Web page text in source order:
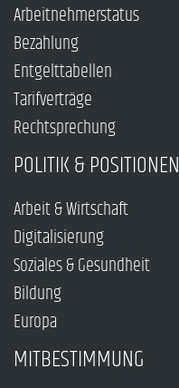
Arbeitnehmerstatus
Bezahlung
Entgelttabellen
Tarifverträge
Rechtsprechung
POLITIK & POSITIONEN
Arbeit & Wirtschaft
Digitalisierung
Soziales & Gesundheit
Bildung
Europa
MITBESTIMMUNG